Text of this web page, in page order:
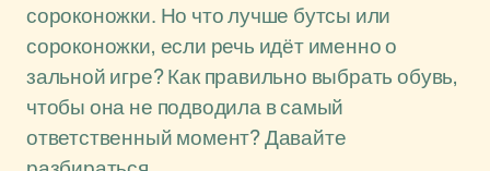
сороконожки. Но что лучше бутсы или
сороконожки, если речь идёт именно о
зальной игре? Как правильно выбрать обувь,
чтобы она не подводила в самый
ответственный момент? Давайте